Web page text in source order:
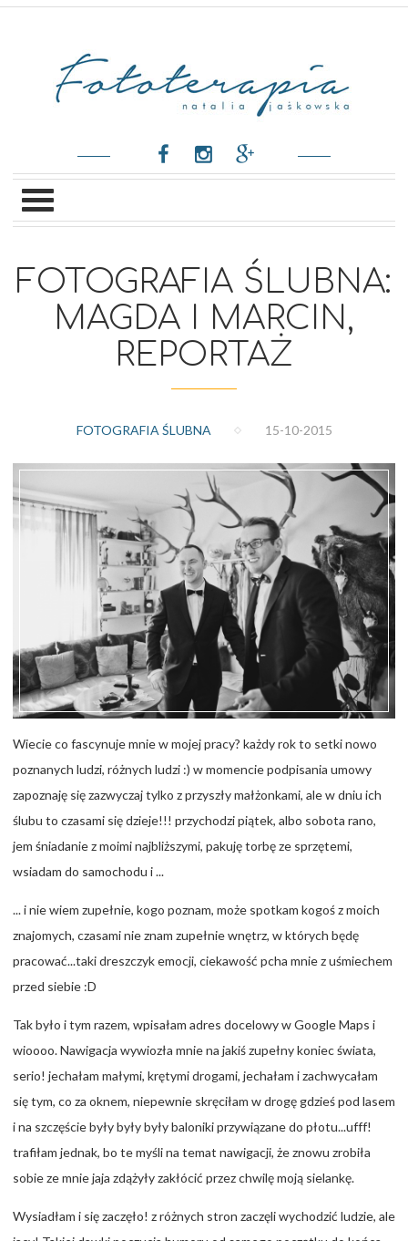
FOTOGRAFIA ŚLUBNA:
MAGDA I MARCIN,
REPORTAŻ
FOTOGRAFIA ŚLUBNA 15-10-2015
Wiecie co fascynuje mnie w mojej pracy? każdy rok to setki nowo
poznanych ludzi, różnych ludzi :) w momencie podpisania umowy
zapoznaję się zazwyczaj tylko z przyszły małżonkami, ale w dniu ich
ślubu to czasami się dzieje!!! przychodzi piątek, albo sobota rano,
jem śniadanie z moimi najbliższymi, pakuję torbę ze sprzętemi,
wsiadam do samochodu i ...
... i nie wiem zupełnie, kogo poznam, może spotkam kogoś z moich
znajomych, czasami nie znam zupełnie wnętrz, w których będę
pracować...taki dreszczyk emocji, ciekawość pcha mnie z uśmiechem
przed siebie :D
Tak było i tym razem, wpisałam adres docelowy w Google Maps i
wioooo. Nawigacja wywiozła mnie na jakiś zupełny koniec świata,
serio! jechałam małymi, krętymi drogami, jechałam i zachwycałam
się tym, co za oknem, niepewnie skręciłam w drogę gdzieś pod lasem
i na szczęście były były były baloniki przywiązane do płotu...ufff!
trafiłam jednak, bo te myśli na temat nawigacji, że znowu zrobiła
sobie ze mnie jaja zdążyły zakłócić przez chwilę moją sielankę.
Wysiadłam i się zaczęło! z różnych stron zaczęli wychodzić ludzie, ale